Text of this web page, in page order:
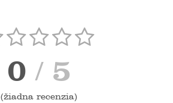
0 / 5
(žiadna recenzia)